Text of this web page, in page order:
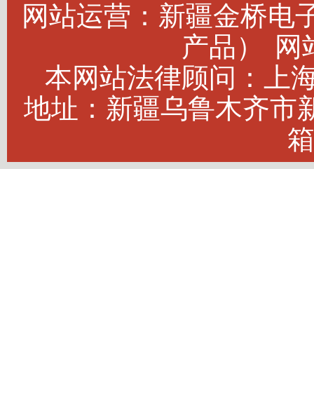
网站运营：新疆金桥电
产品）
网
本网站法律顾问：上
地址：新疆乌鲁木齐市